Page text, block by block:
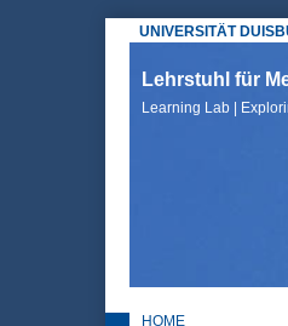
UNIVERSITÄT
Hauptmenü
Lehrstuhl für
Learning Lab |
HOME